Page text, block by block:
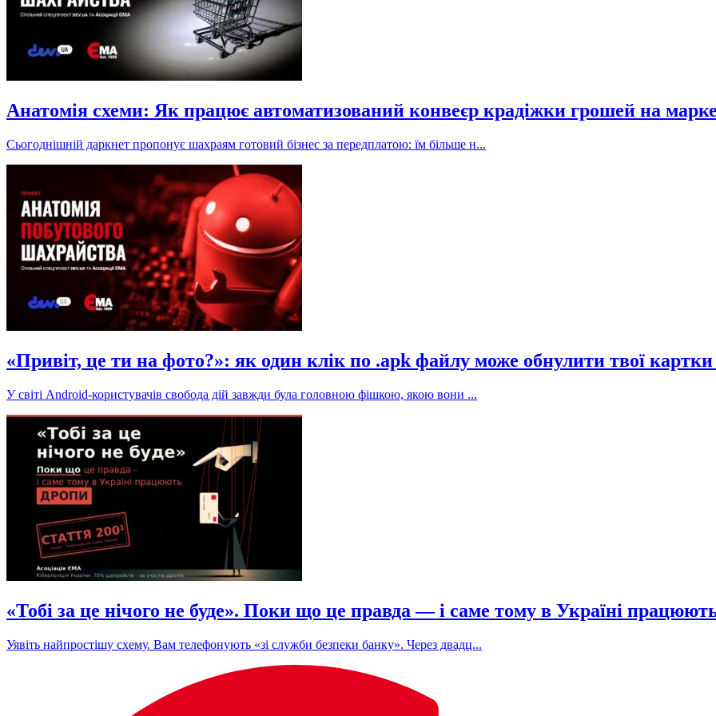
Анатомія схеми: Як працює автоматизований конвеєр крадіжки грошей на
Сьогоднішній даркнет пропонує шахраям готовий бізнес за передплатою: їм більше н...
«Привіт, це ти на фото?»: як один клік по .apk файлу може обнулити твої картки
У світі Android-користувачів свобода дій завжди була головною фішкою, якою вони ...
«Тобі за це нічого не буде». Поки що це правда — і саме тому в Україні
Уявіть найпростішу схему. Вам телефонують «зі служби безпеки банку». Через двадц...